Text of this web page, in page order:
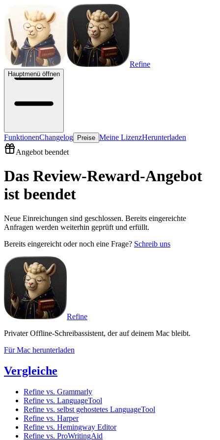
Refine
Hauptmenü öffnen
FunktionenChangelog Preise Meine LizenzHerunterladen
Angebot beendet
Das Review-Reward-Angebot
ist beendet
Neue Einreichungen sind geschlossen. Bereits eingereichte
Anfragen werden weiterhin geprüft und erfüllt.
Bereits eingereicht oder noch eine Frage? Schreib uns
Refine
Privater Offline-Schreibassistent, der auf deinem Mac bleibt.
Für Mac herunterladen
Vergleiche
Refine vs. Grammarly
Refine vs. LanguageTool
Refine vs. selbst gehostetes LanguageTool
Refine vs. Harper
Refine vs. Hemingway Editor
Refine vs. ProWritingAid